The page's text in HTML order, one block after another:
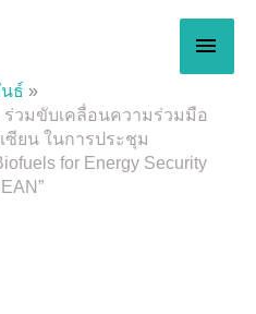
ธ์
ร่วมขับเคลื่อนความร่วมมือ
ซียน ในการประชุม
for Energy Security